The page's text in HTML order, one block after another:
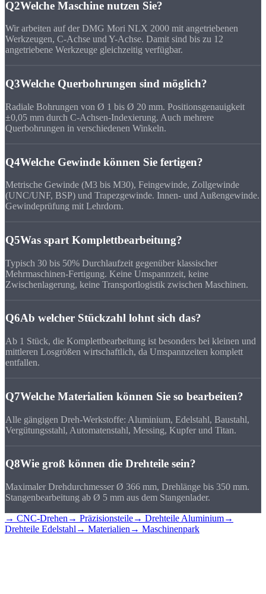
Q2Welche Maschine nutzen Sie?
Wir arbeiten auf der DMG Mori NLX 2000 mit angetriebenen
Werkzeugen, C-Achse und Y-Achse. Damit sind bis zu 12
angetriebene Werkzeuge gleichzeitig verfügbar.
Q3Welche Querbohrungen sind möglich?
Radiale Bohrungen von Ø 1 bis Ø 20 mm. Positionsgenauigkeit
±0,05 mm durch C-Achsen-Indexierung. Auch mehrere
Querbohrungen in verschiedenen Winkeln.
Q4Welche Gewinde können Sie fertigen?
Metrische Gewinde (M3 bis M30), Feingewinde, Zollgewinde
(UNC/UNF, BSP) und Trapezgewinde. Innen- und Außengewinde.
Gewindeprüfung mit Lehrdorn.
Q5Was spart Komplettbearbeitung?
Typisch 30 bis 50% Durchlaufzeit gegenüber klassischer
Mehrmaschinen-Fertigung. Keine Umspannzeit, keine
Zwischenlagerung, keine Transportlogistik zwischen Maschinen.
Q6Ab welcher Stückzahl lohnt sich das?
Ab 1 Stück, die Komplettbearbeitung ist besonders bei kleinen und
mittleren Losgrößen wirtschaftlich, da Umspannzeiten komplett
entfallen.
Q7Welche Materialien können Sie so bearbeiten?
Alle gängigen Dreh-Werkstoffe: Aluminium, Edelstahl, Baustahl,
Vergütungsstahl, Automatenstahl, Messing, Kupfer und Titan.
Q8Wie groß können die Drehteile sein?
Maximaler Drehdurchmesser Ø 366 mm, Drehlänge bis 350 mm.
Stangenbearbeitung ab Ø 5 mm aus dem Stangenlader.
→ CNC-Drehen → Präzisionsteile→ Drehteile Aluminium→
Drehteile Edelstahl → Materialien → Maschinenpark